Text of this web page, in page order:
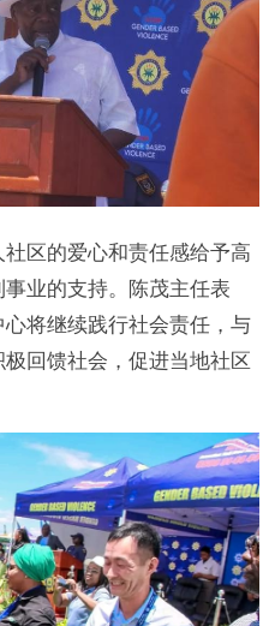
区的爱心和责任感给予高
业的支持。陈茂主任表
将继续践行社会责任，与
回馈社会，促进当地社区